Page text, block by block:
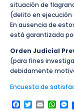
situación de
(delito en
En ausencia de
está garantizada
Orden Judicial
(para fines
debidamente
Encuesta de
Facebook
Twitter
Email